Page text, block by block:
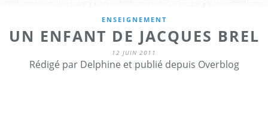
ENSEIGNEMENT
UN ENFANT DE JACQUES BREL
12 JUIN 2011
Rédigé par Delphine et publié depuis Overblog